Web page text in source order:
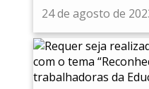
24 de agosto de